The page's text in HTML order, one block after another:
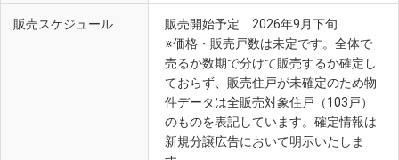
販売スケジュール
販売開始予定 2026年9月下旬
※価格・販売戸数は未定です。全体で
売るか数期で分けて販売するか確定し
ておらず、販売住戸が未確定のため物
件データは全販売対象住戸（103戸）
のものを表記しています。確定情報は
新規分譲広告において明示いたしま